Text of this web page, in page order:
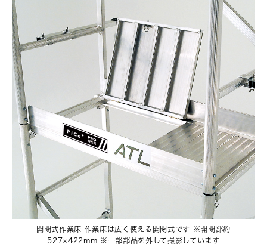
開閉式作業床 作業床は広く使える開閉式です ※開閉部約
527×422mm ※一部部品を外して撮影しています